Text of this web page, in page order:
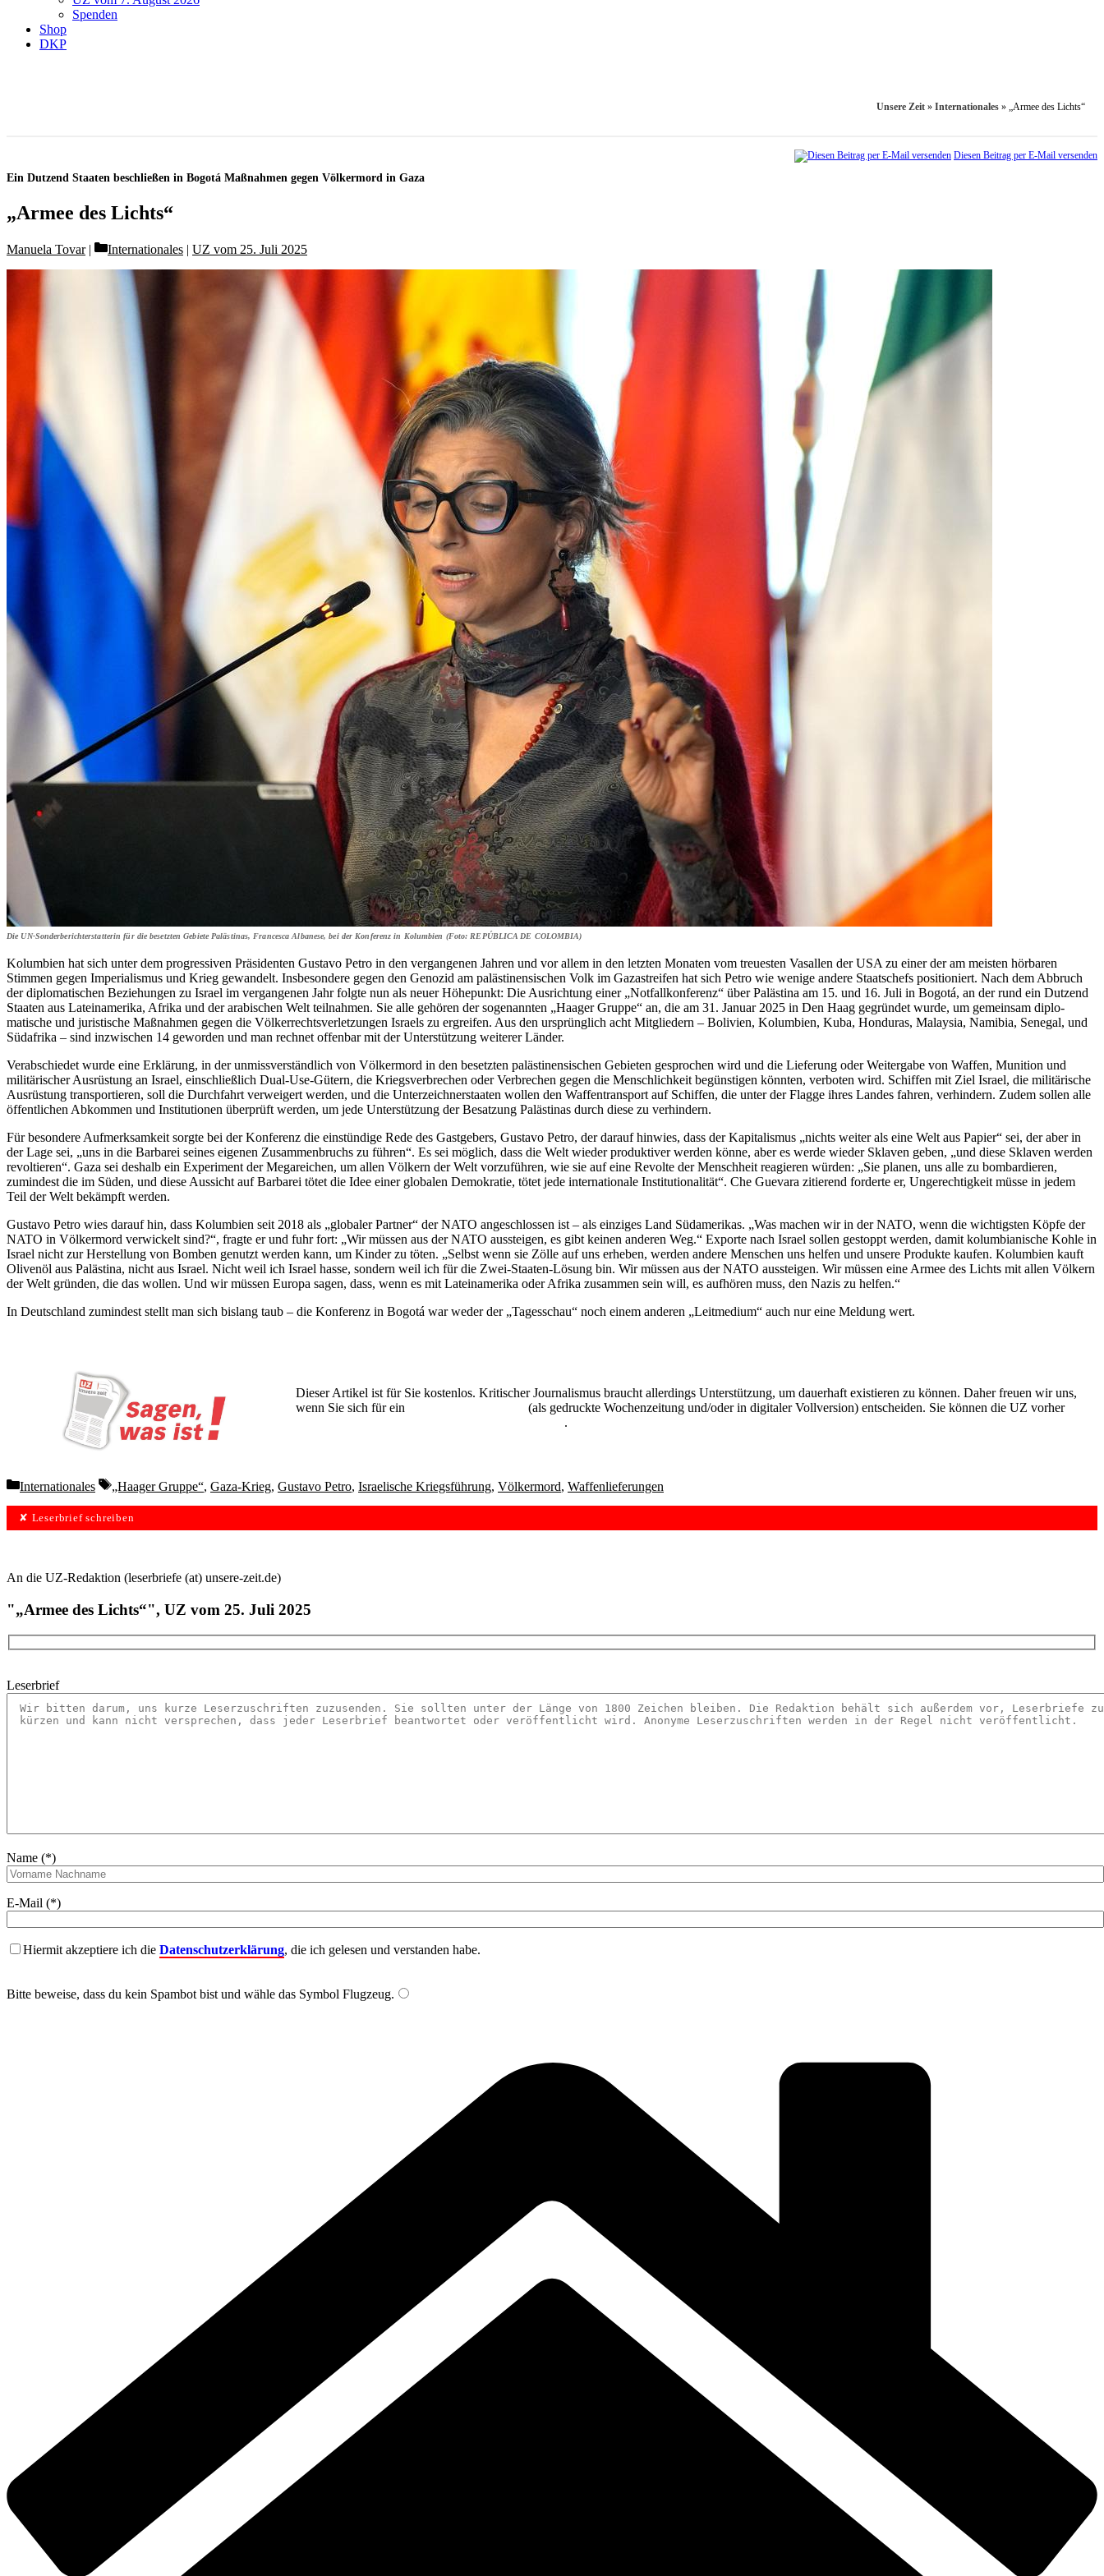
Spenden
Shop
DKP
Unsere Zeit » Internationales » „Armee des Lichts“
Diesen Beitrag per E-Mail versenden
Ein Dutzend Staaten beschließen in Bogotá Maßnahmen gegen Völkermord in Gaza
„Armee des Lichts“
Manuela Tovar Categories
Internationales | UZ vom 25. Juli 2025
Die UN-Sonderberichterstatterin für die besetzten Gebiete Palästinas, Francesca Albanese, bei der Konferenz in Kolumbien (Foto: REPÚBLICA DE COLOMBIA)
Kolumbien hat sich unter dem progressiven Präsidenten Gustavo Petro in den vergangenen Jahren und vor allem in den letzten Monaten vom treuesten Vasallen der USA zu einer der am meisten hörbaren
Stimmen gegen Imperialismus und Krieg gewandelt. Insbesondere gegen den Genozid am palästinensischen Volk im Gaza­streifen hat sich Petro wie wenige andere Staatschefs positioniert. Nach dem Abbruch
der diplomatischen Beziehungen zu Israel im vergangenen Jahr folgte nun als neuer Höhepunkt: Die Ausrichtung einer „Notfallkonferenz“ über Palästina am 15. und 16. Juli in Bogotá, an der rund ein Dutzend
Staaten aus Lateinamerika, Afrika und der arabischen Welt teilnahmen. Sie alle gehören der sogenannten „Haager Gruppe“ an, die am 31. Januar 2025 in Den Haag gegründet wurde, um gemeinsam diplo­
matische und juristische Maßnahmen gegen die Völkerrechtsverletzungen Israels zu ergreifen. Aus den ursprünglich acht Mitgliedern – Bolivien, Kolumbien, Kuba, Honduras, Malaysia, Namibia, Senegal, und
Südafrika – sind inzwischen 14 geworden und man rechnet offenbar mit der Unterstützung weiterer Länder.
Verabschiedet wurde eine Erklärung, in der unmissverständlich von Völkermord in den besetzten palästinensischen Gebieten gesprochen wird und die Lieferung oder Weitergabe von Waffen, Munition und
militärischer Ausrüstung an Israel, einschließlich Dual-Use-Gütern, die Kriegsverbrechen oder Verbrechen gegen die Menschlichkeit begünstigen könnten, verboten wird. Schiffen mit Ziel Israel, die militärische
Ausrüstung transportieren, soll die Durchfahrt verweigert werden, und die Unterzeichnerstaaten wollen den Waffentransport auf Schiffen, die unter der Flagge ihres Landes fahren, verhindern. Zudem sollen alle
öffentlichen Abkommen und Institutionen überprüft werden, um jede Unterstützung der Besatzung Palästinas durch diese zu verhindern.
Für besondere Aufmerksamkeit sorgte bei der Konferenz die einstündige Rede des Gastgebers, Gustavo Petro, der darauf hinwies, dass der Kapitalismus „nichts weiter als eine Welt aus Papier“ sei, der aber in
der Lage sei, „uns in die Barbarei seines eigenen Zusammenbruchs zu führen“. Es sei möglich, dass die Welt wieder produktiver werden könne, aber es werde wieder Sklaven geben, „und diese Sklaven werden
revoltieren“. Gaza sei deshalb ein Experiment der Megareichen, um allen Völkern der Welt vorzuführen, wie sie auf eine Revolte der Menschheit reagieren würden: „Sie planen, uns alle zu bombardieren,
zumindest die im Süden, und diese Aussicht auf Barbarei tötet die Idee einer globalen Demokratie, tötet jede internationale Institutionalität“. Che Guevara zitierend forderte er, Ungerechtigkeit müsse in jedem
Teil der Welt bekämpft werden.
Gustavo Petro wies darauf hin, dass Kolumbien seit 2018 als „globaler Partner“ der NATO angeschlossen ist – als einziges Land Südamerikas. „Was machen wir in der NATO, wenn die wichtigsten Köpfe der
NATO in Völkermord verwickelt sind?“, fragte er und fuhr fort: „Wir müssen aus der NATO aussteigen, es gibt keinen anderen Weg.“ Exporte nach Israel sollen gestoppt werden, damit kolumbianische Kohle in
Israel nicht zur Herstellung von Bomben genutzt werden kann, um Kinder zu töten. „Selbst wenn sie Zölle auf uns erheben, werden andere Menschen uns helfen und unsere Produkte kaufen. Kolumbien kauft
Olivenöl aus Palästina, nicht aus Israel. Nicht weil ich Israel hasse, sondern weil ich für die Zwei-Staaten-Lösung bin. Wir müssen aus der NATO aussteigen. Wir müssen eine Armee des Lichts mit allen Völkern
der Welt gründen, die das wollen. Und wir müssen Europa sagen, dass, wenn es mit Lateinamerika oder Afrika zusammen sein will, es aufhören muss, den Nazis zu helfen.“
In Deutschland zumindest stellt man sich bislang taub – die Konferenz in Bogotá war weder der „Tagesschau“ noch einem anderen „Leitmedium“ auch nur eine Meldung wert.
Dieser Artikel ist für Sie kostenlos. Kritischer Journalismus braucht allerdings Unterstützung, um dauerhaft existieren zu können. Daher freuen wir uns,
wenn Sie sich für ein
(als gedruckte Wochenzeitung und/oder in digitaler Vollversion) entscheiden. Sie können die UZ vorher
.
Categories
Internationales Tags
„Haager Gruppe“, Gaza-Krieg, Gustavo Petro, Israelische Kriegsführung, Völkermord, Waffenlieferungen
✘ Leserbrief schreiben
An die UZ-Redaktion (leserbriefe (at) unsere-zeit.de)
"„Armee des Lichts“", UZ vom 25. Juli 2025
Leserbrief
Name (*)
E-Mail (*)
Hiermit akzeptiere ich die Datenschutzerklärung, die ich gelesen und verstanden habe.
Bitte beweise, dass du kein Spambot bist und wähle das Symbol Flugzeug.